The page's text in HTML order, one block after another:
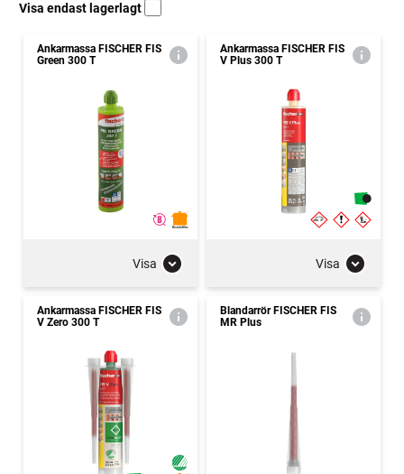
Visa endast lagerlagt
Ankarmassa FISCHER FIS
Green 300 T
Visa
Ankarmassa FISCHER FIS
V Plus 300 T
Visa
Ankarmassa FISCHER FIS
V Zero 300 T
Blandarrör FISCHER FIS
MR Plus